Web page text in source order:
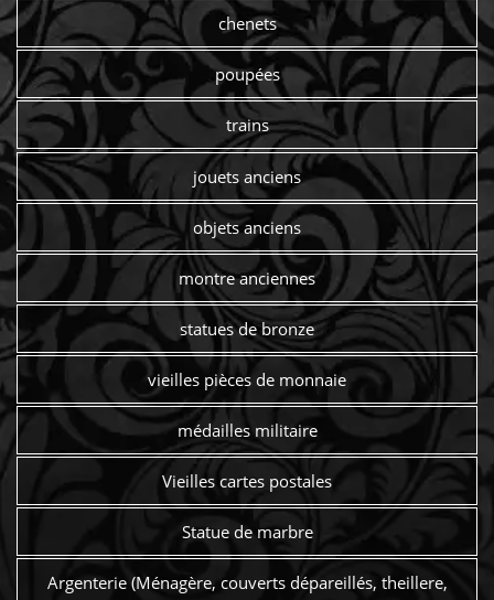
chenets
poupées
trains
jouets anciens
objets anciens
montre anciennes
statues de bronze
vieilles pièces de monnaie
médailles militaire
Vieilles cartes postales
Statue de marbre
Argenterie (Ménagère, couverts dépareillés, theillere,